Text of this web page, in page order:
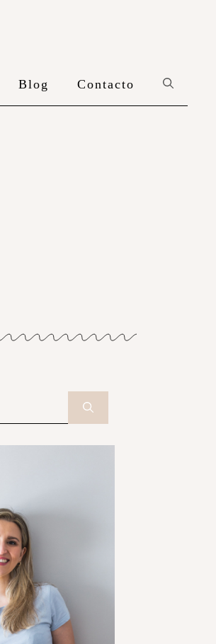
Blog Contacto